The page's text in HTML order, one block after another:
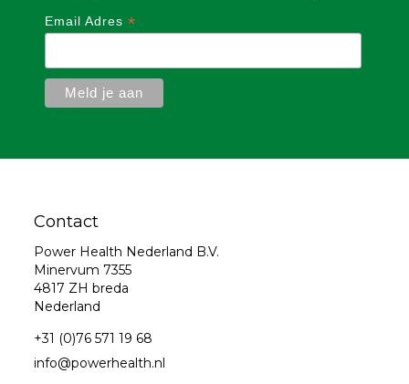
Email Adres*
Contact
Power Health Nederland B.V.
Minervum 7355
4817 ZH breda
Nederland
+31 (0)76 571 19 68
info@powerhealth.nl